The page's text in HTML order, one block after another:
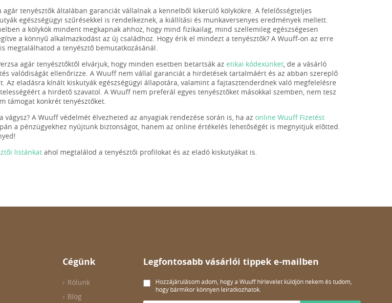
agár tenyésztők általában garanciát vállalnak a kennelből kikerülő kölykökre. A felelősségteljes
egészségügyi szűrésekkel is rendelkeznek, a kiállítási és munkaversenyes eredmények mellett.
a kölykök mindent megkapnak ahhoz, hogy mind fizikailag, mind szellemileg egészségesen
a könnyű alkalmazkodást az új családhoz. Hogy érik el mindezt a tenyésztők? A Wuuff-on az erre
megtalálhatod a tenyésztő bemutatkozásánál.
agár tenyésztőktől elvárjuk, hogy minden esetben betartsák az etikai kódexünket, de a vásárló
valódiságát ellenőrizze. A Wuuff nem vállal garanciát a hirdetések tartalmáért és az abban szereplő
Az eladásra kínált kiskutyák egészségügyi állapotára, valamint a fajtasztenderdnek való megfelelésre
a hirdető szavatol. A Wuuff nem preferál egyes tenyésztőket másokkal szemben, nem tesz
támogat konkrét tenyésztőket.
vágysz? A Wuuff védelmét élvezheted az anyagiak rendezése során is, ha az online Wuuff Fizetést
a pénzügyekhez nyújtunk biztonságot, hanem az online értékelés lehetőségét is megnyitjuk előtted.
listánkat ahol megtalálod a tenyésztői profilokat és az eladó kiskutyákat is.
Cégünk
Rólunk
Blog
Legfontosabb vásárlói tippek e-mailben
Hozzájárulásom adom, hogy a Wuuff hírlevelet küldjön nekem és tudom,
hogy bármikor könnyen leiratkozhatok.